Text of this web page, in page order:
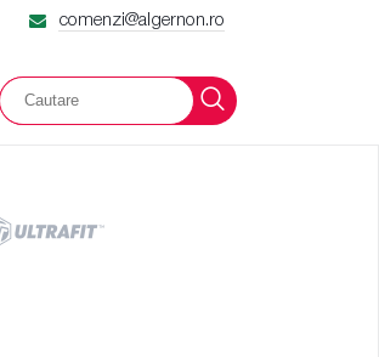
comenzi@algernon.ro